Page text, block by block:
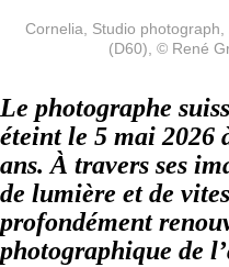
Cornelia, Studio
(D60), © René
Le photographe
éteint le 5 mai 2026
ans. À travers ses
de lumière et de
profondément
photographique de